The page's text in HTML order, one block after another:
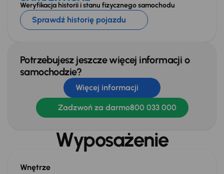
Weryfikacja historii i stanu fizycznego samochodu
Sprawdź historię pojazdu
Potrzebujesz jeszcze więcej informacji o
samochodzie?
Więcej informacji
Zadzwoń za darmo800 033 000
Wyposażenie
Wnętrze